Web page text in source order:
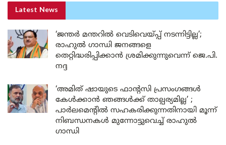
Latest News
‘ജന്തർ മന്തറിൽ വെടിവെയ്പ്പ് നടന്നിട്ടില്ല’;
രാഹുൽ ഗാന്ധി ജനങ്ങളെ
തെറ്റിദ്ധരിപ്പിക്കാൻ ശ്രമിക്കുന്നുവെന്ന് ജെ.പി.
നദ്ദ
‘അമിത് ഷായുടെ ഫാന്റസി പ്രസംഗങ്ങൾ
കേൾക്കാൻ ഞങ്ങൾക്ക് താല്പര്യമില്ല’ ;
പാർലമെന്റിൽ സഹകരിക്കുന്നതിനായി മൂന്ന്
നിബന്ധനകൾ മുന്നോട്ടുവെച്ച് രാഹുൽ
ഗാന്ധി